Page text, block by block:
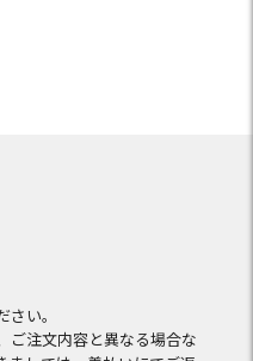
い。
ご注文内容と異なる場合な